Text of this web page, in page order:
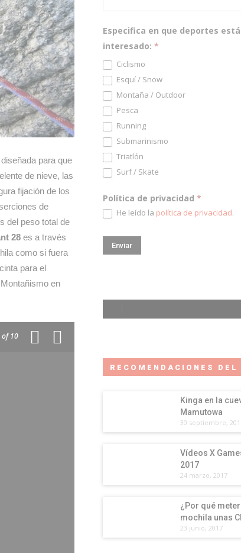
para que
de nieve, las
fijación de los
de
del peso total de
28es a través
como si fuera
para el
en
of 10
Especifica en que deportes
interesado: *
Ciclismo
Esquí / Snow
Montaña / Outdoor
Pesca
Running
Submarinismo
Triatlón
Surf / Skate
Política de privacidad *
He leído la política de privacidad.
RECOMENDACIONES DEL
Kinga en la
Mamutowa
30 septiembre,
Vídeos X
2017
24 marzo, 2017
¿Por qué
mochila unas
23 junio, 2017